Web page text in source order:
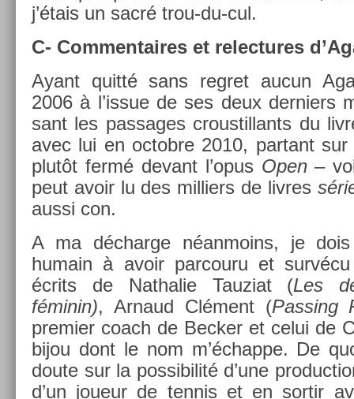
j’étais un sacré trou-du-cul.
C- Com­men­taires et re­lec­tures
Ayant quitté sans re­gret aucun
2006 à l’issue de ses deux de­rni­ers
sant les pas­sages crous­tillants du
avec lui en oc­tob­re 2010, par­tant
plutôt fermé de­vant l’opus Open–
peut avoir lu des mil­li­ers de li­vres
aussi con.
A ma déchar­ge néan­moins, je
humain à avoir par­couru et
écrits de Nat­halie Tauziat (Les
féminin), Ar­naud Clément (Pass­ing
pre­mi­er coach de Be­ck­er et celui de
bijou dont le nom m’échap­pe. De
doute sur la pos­sibilité d’une
d’un joueur de ten­nis et en sor­tir